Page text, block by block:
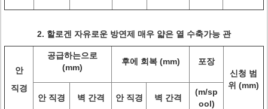
2. 할로겐 자유로운 방연제 매우 얇은 열 수축가능 관
안
직경
공급하는으로
(mm)
후에 회복 (mm)
포장
신청 범
위 (mm)
안 직경
벽 간격 안 직경 벽 간격
(m/sp
ool)